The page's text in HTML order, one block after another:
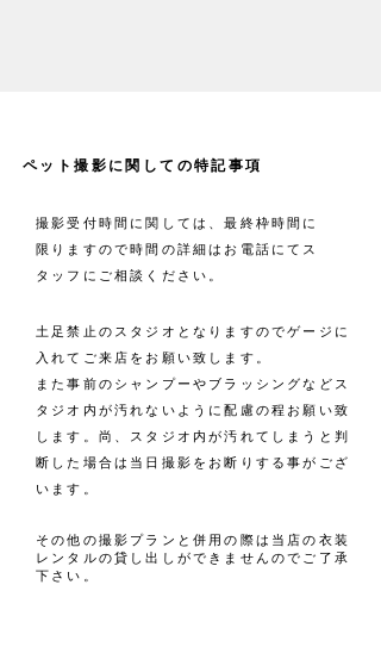
ペット撮影に関しての特記事項
撮影受付時間に関しては、最終枠時間に
限りますので時間の詳細はお電話にてス
タッフにご相談ください。
土足禁止のスタジオとなりますのでゲージに
入れてご来店をお願い致します。
また事前のシャンプーやブラッシングなどス
タジオ内が汚れないように配慮の程お願い致
します。尚、スタジオ内が汚れてしまうと判
断した場合は当日撮影をお断りする事がござ
います。
その他の撮影プランと併用の際は当店の衣装
レンタルの貸し出しができませんのでご了承
下さい。